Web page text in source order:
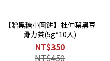
【贈黑糖小圓餅】杜仲葉黑豆
骨力茶(5g*10入)
NT$350
NT$450